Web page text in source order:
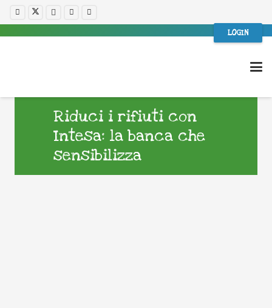
LOGIN
Riduci i rifiuti con
Intesa: la banca che
sensibilizza